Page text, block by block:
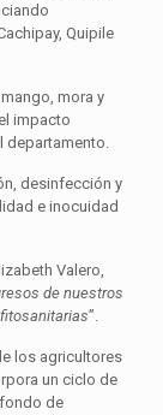
Quipile
mora y
impacto
departamento.
desinfección y
e inocuidad
Valero,
de nuestros
”.
los agricultores
un ciclo de
de